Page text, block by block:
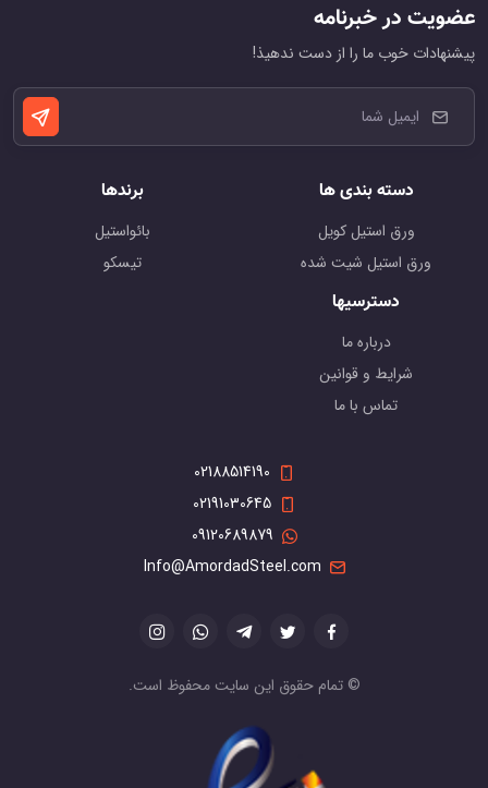
عضویت در خبرنامه
پیشنهادات خوب ما را از دست ندهیذ!
دسته بندی ها
ورق استیل کویل
ورق استیل شیت شده
برندها
بائواستیل
تیسکو
دسترسیها
درباره ما
شرایط و قوانین
تماس با ما
02188514190
02191030645
09120689879
Info@AmordadSteel.com
© تمام حقوق این سایت محفوظ است.